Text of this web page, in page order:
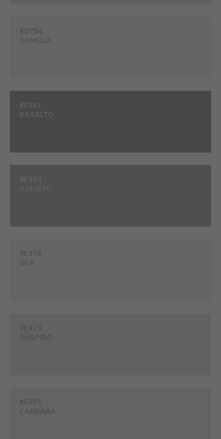
#D784
CAMELIA
#E281
BASALTO
#E333
ASFALTO
#E374
SEA
#E473
SUSPIRO
#E675
CARRARA